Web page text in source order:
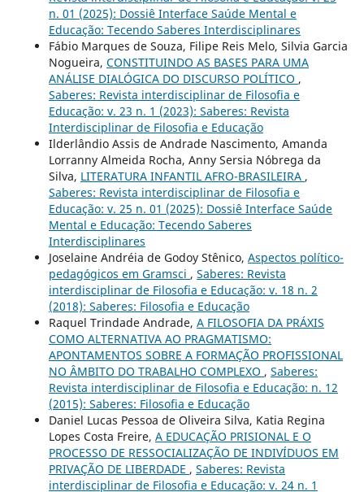
n. 01 (2025): Dossiê Interface Saúde Mental e
Educação: Tecendo Saberes Interdisciplinares
Fábio Marques de Souza, Filipe Reis Melo, Silvia Garcia
Nogueira, CONSTITUINDO AS BASES PARA UMA
ANÁLISE DIALÓGICA DO DISCURSO POLÍTICO ,
Saberes: Revista interdisciplinar de Filosofia e
Educação: v. 23 n. 1 (2023): Saberes: Revista
Interdisciplinar de Filosofia e Educação
Ilderlândio Assis de Andrade Nascimento, Amanda
Lorranny Almeida Rocha, Anny Sersia Nóbrega da
Silva, LITERATURA INFANTIL AFRO-BRASILEIRA ,
Saberes: Revista interdisciplinar de Filosofia e
Educação: v. 25 n. 01 (2025): Dossiê Interface Saúde
Mental e Educação: Tecendo Saberes
Interdisciplinares
Joselaine Andréia de Godoy Stênico, Aspectos político-
pedagógicos em Gramsci , Saberes: Revista
interdisciplinar de Filosofia e Educação: v. 18 n. 2
(2018): Saberes: Filosofia e Educação
Raquel Trindade Andrade, A FILOSOFIA DA PRÁXIS
COMO ALTERNATIVA AO PRAGMATISMO:
APONTAMENTOS SOBRE A FORMAÇÃO PROFISSIONAL
NO ÂMBITO DO TRABALHO COMPLEXO , Saberes:
Revista interdisciplinar de Filosofia e Educação: n. 12
(2015): Saberes: Filosofia e Educação
Daniel Lucas Pessoa de Oliveira Silva, Katia Regina
Lopes Costa Freire, A EDUCAÇÃO PRISIONAL E O
PROCESSO DE RESSOCIALIZAÇÃO DE INDIVÍDUOS EM
PRIVAÇÃO DE LIBERDADE , Saberes: Revista
interdisciplinar de Filosofia e Educação: v. 24 n. 1